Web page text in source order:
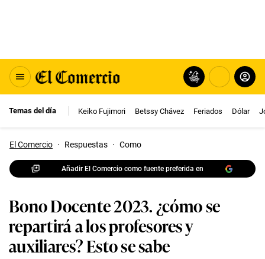
Temas del día Keiko Fujimori Betssy Chávez Feriados Dólar
El Comercio · Respuestas · Como
Añadir El Comercio como fuente preferida en
Bono Docente 2023. ¿cómo se
repartirá a los profesores y
auxiliares? Esto se sabe